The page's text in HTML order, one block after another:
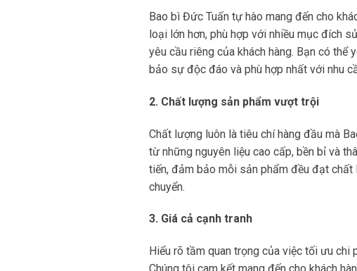
Bao bì Đức Tuấn tự hào mang đến cho
loại lớn hơn, phù hợp với nhiều mục đích
yêu cầu riêng của khách hàng. Bạn có thể
bảo sự độc đáo và phù hợp nhất với nhu
2. Chất lượng sản phẩm vượt trội
Chất lượng luôn là tiêu chí hàng đầu mà
từ những nguyên liệu cao cấp, bền bỉ và
tiến, đảm bảo mỗi sản phẩm đều đạt chất
chuyển.
3. Giá cả cạnh tranh
Hiểu rõ tầm quan trọng của việc tối ưu chi